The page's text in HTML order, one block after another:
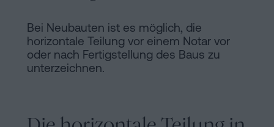
Bei Neubauten ist es möglich, die
horizontale Teilung vor einem Notar vor
oder nach Fertigstellung des Baus zu
unterzeichnen.